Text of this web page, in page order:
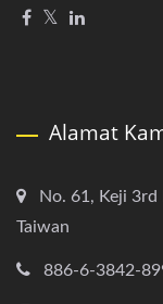
Alamat
No. 61, Keji 3rd
Taiwan
886-6-3842-